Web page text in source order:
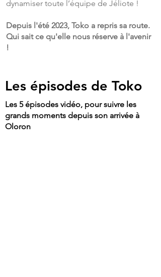
dynamiser toute l’équipe de Jéliote !
Depuis l'été 2023, Toko a repris sa route.
Qui sait ce qu'elle nous réserve à l'avenir
!
Les épisodes de Toko
Les 5 épisodes vidéo, pour suivre les
grands moments depuis son arrivée à
Oloron